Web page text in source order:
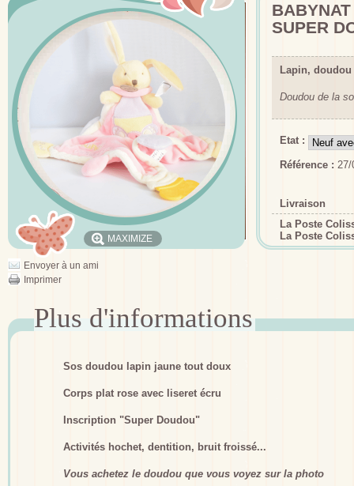
MAXIMIZE
Envoyer à un ami
Imprimer
SUPER
Lapin, doudou
Doudou de la
Etat :
Référence : 27/
Livraison
La Poste
La Poste
Sos doudou lapin jaune tout doux
Corps plat rose avec liseret écru
Inscription "Super Doudou"
Activités hochet, dentition, bruit froissé...
Vous achetez le doudou que vous voyez sur la photo